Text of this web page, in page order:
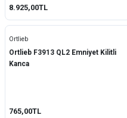
8.925,00TL
Ortlieb
Ortlieb F3913 QL2 Emniyet Kilitli
Kanca
765,00TL